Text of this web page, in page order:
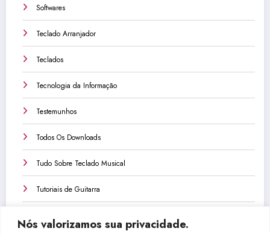
Nós valorizamos sua privacidade.
Softwares
Teclado Arranjador
Teclados
Tecnologia da Informação
Testemunhos
Todos Os Downloads
Tudo Sobre Teclado Musical
Tutoriais de Guitarra